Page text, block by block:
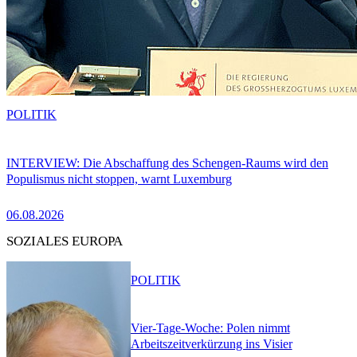
INTERVIEW: Die Abschaffung des Schengen-Raums wird den
Populismus nicht stoppen, warnt Luxemburg
06.08.2026
POLITIK
SOZIALES EUROPA
Vier-Tage-Woche: Polen nimmt
Arbeitszeitverkürzung ins Visier
POLITIK